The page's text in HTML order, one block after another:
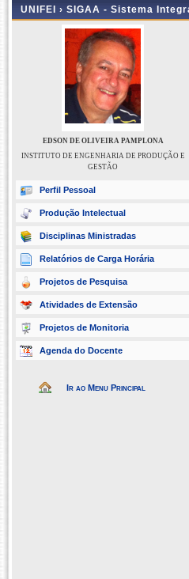
UNIFEI › SIGAA - Sistema
EDSON DE OLIVEIRA PAMPLONA
INSTITUTO DE ENGENHARIA DE PRODUÇÃO E
GESTÃO
Perfil Pessoal
Produção Intelectual
Disciplinas Ministradas
Relatórios de Carga Horária
Projetos de Pesquisa
Atividades de Extensão
Projetos de Monitoria
Agenda do Docente
Ir ao Menu Principal